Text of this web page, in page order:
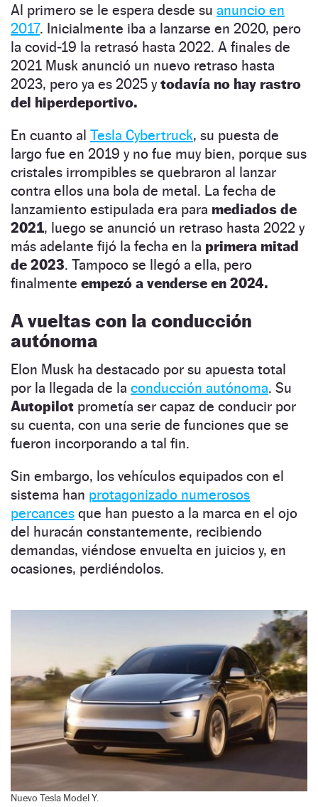
Al primero se le espera desde su anuncio en
2017. Inicialmente iba a lanzarse en 2020, pero
la covid-19 la retrasó hasta 2022. A finales de
2021 Musk anunció un nuevo retraso hasta
2023, pero ya es 2025 ytodavía no hay rastro
del hiperdeportivo.
En cuanto al Tesla Cybertruck, su puesta de
largo fue en 2019 y no fue muy bien, porque sus
cristales irrompibles se quebraron al lanzar
contra ellos una bola de metal. La fecha de
lanzamiento estipulada era para mediados de
2021, luego se anunció un retraso hasta 2022 y
más adelante fijó la fecha en la primera mitad
de 2023. Tampoco se llegó a ella, pero
finalmente empezó a venderse en 2024.
A vueltas con la conducción
autónoma
Elon Musk ha destacado por su apuesta total
por la llegada de la conducción autónoma. Su
Autopilot prometía ser capaz de conducir por
su cuenta, con una serie de funciones que se
fueron incorporando a tal fin.
Sin embargo, los vehículos equipados con el
sistema han protagonizado numerosos
percances que han puesto a la marca en el ojo
del huracán constantemente, recibiendo
demandas, viéndose envuelta en juicios y, en
ocasiones, perdiéndolos.
Nuevo Tesla Model Y.